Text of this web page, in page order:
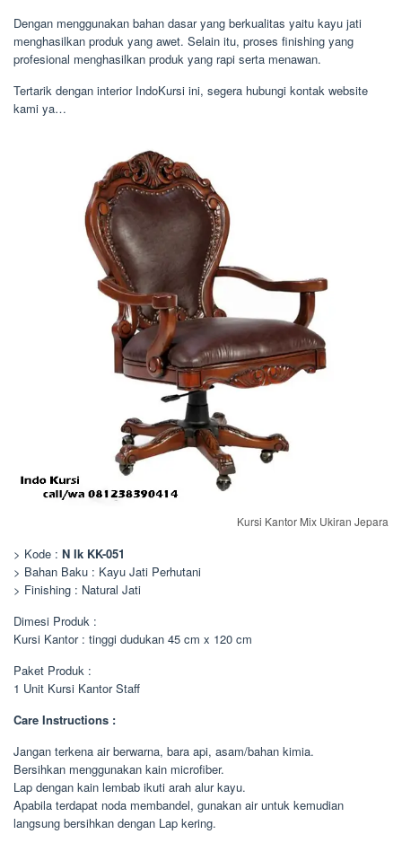
Dengan menggunakan bahan dasar yang berkualitas yaitu kayu jati
menghasilkan produk yang awet. Selain itu, proses finishing yang
profesional menghasilkan produk yang rapi serta menawan.
Tertarik dengan interior IndoKursi ini, segera hubungi kontak website
kami ya…
Kursi Kantor Mix Ukiran Jepara
> Kode : N Ik KK-051
> Bahan Baku : Kayu Jati Perhutani
> Finishing : Natural Jati
Dimesi Produk :
Kursi Kantor : tinggi dudukan 45 cm x 120 cm
Paket Produk :
1 Unit Kursi Kantor Staff
Care Instructions :
Jangan terkena air berwarna, bara api, asam/bahan kimia.
Bersihkan menggunakan kain microfiber.
Lap dengan kain lembab ikuti arah alur kayu.
Apabila terdapat noda membandel, gunakan air untuk kemudian
langsung bersihkan dengan Lap kering.